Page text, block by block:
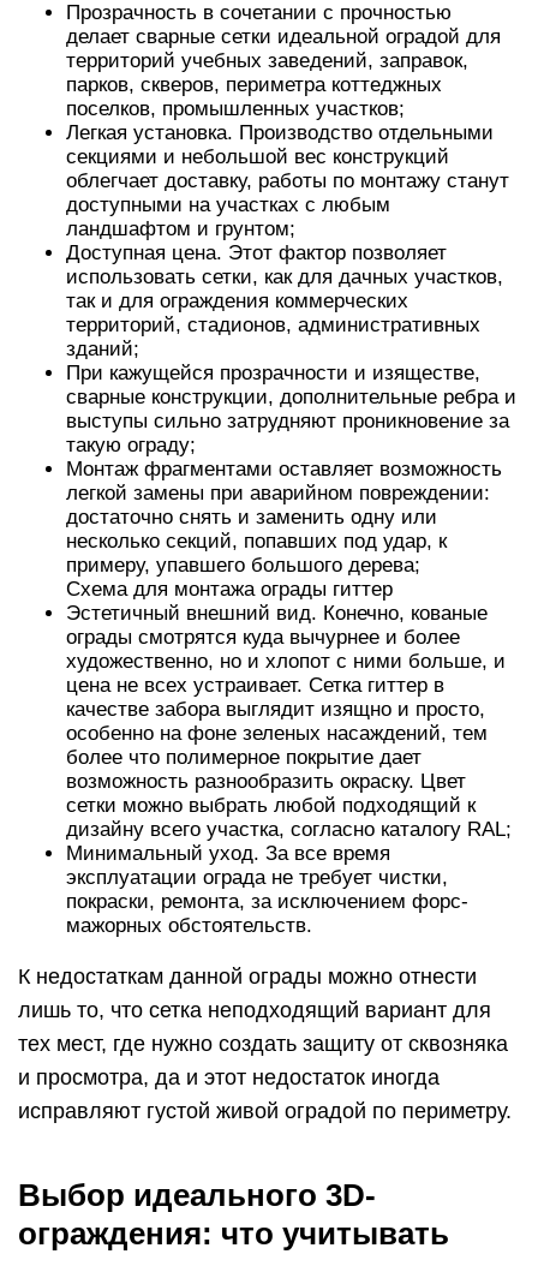
Прозрачность в сочетании с прочностью
делает сварные сетки идеальной оградой для
территорий учебных заведений, заправок,
парков, скверов, периметра коттеджных
поселков, промышленных участков;
Легкая установка. Производство отдельными
секциями и небольшой вес конструкций
облегчает доставку, работы по монтажу станут
доступными на участках с любым
ландшафтом и грунтом;
Доступная цена. Этот фактор позволяет
использовать сетки, как для дачных участков,
так и для ограждения коммерческих
территорий, стадионов, административных
зданий;
При кажущейся прозрачности и изяществе,
сварные конструкции, дополнительные ребра и
выступы сильно затрудняют проникновение за
такую ограду;
Монтаж фрагментами оставляет возможность
легкой замены при аварийном повреждении:
достаточно снять и заменить одну или
несколько секций, попавших под удар, к
примеру, упавшего большого дерева;
Схема для монтажа ограды гиттер
Эстетичный внешний вид. Конечно, кованые
ограды смотрятся куда вычурнее и более
художественно, но и хлопот с ними больше, и
цена не всех устраивает. Сетка гиттер в
качестве забора выглядит изящно и просто,
особенно на фоне зеленых насаждений, тем
более что полимерное покрытие дает
возможность разнообразить окраску. Цвет
сетки можно выбрать любой подходящий к
дизайну всего участка, согласно каталогу RAL;
Минимальный уход. За все время
эксплуатации ограда не требует чистки,
покраски, ремонта, за исключением форс-
мажорных обстоятельств.
К недостаткам данной ограды можно отнести
лишь то, что сетка неподходящий вариант для
тех мест, где нужно создать защиту от сквозняка
и просмотра, да и этот недостаток иногда
исправляют густой живой оградой по периметру.
Выбор идеального 3D-
ограждения: что учитывать